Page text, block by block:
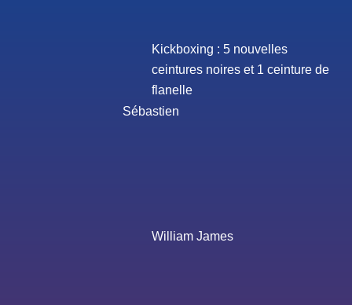
Kickboxing : 5 nouvelles
ceintures noires et 1 ceinture de
flanelle
Sébastien
William James